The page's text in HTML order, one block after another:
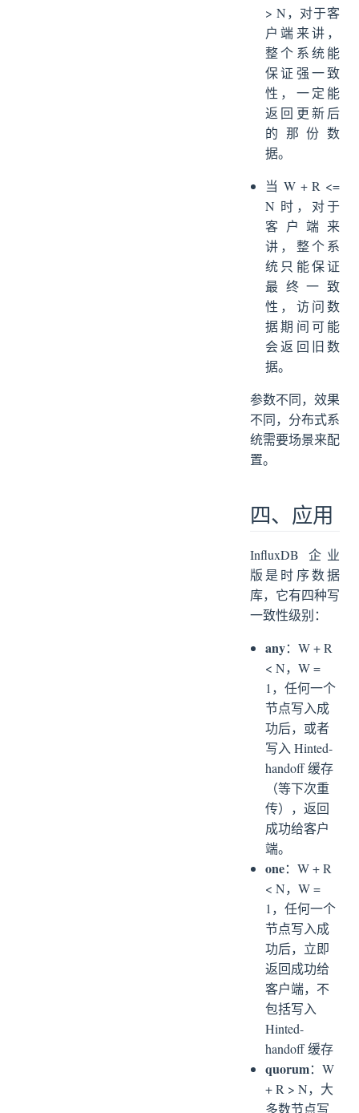
> N，对于客
户端来讲，
整个系统能
保证强一致
性，一定能
返回更新后
的那份数
据。
当 W + R <=
N 时，对于
客户端来
讲，整个系
统只能保证
最终一致
性，访问数
据期间可能
会返回旧数
据。
参数不同，效果
不同，分布式系
统需要场景来配
置。
四、应用
InfluxDB 企业
版是时序数据
库，它有四种写
一致性级别：
any：W + R
< N，W =
1，任何一个
节点写入成
功后，或者
写入 Hinted-
handoff 缓存
（等下次重
传），返回
成功给客户
端。
one：W + R
< N，W =
1，任何一个
节点写入成
功后，立即
返回成功给
客户端，不
包括写入
Hinted-
handoff 缓存
quorum：W
+ R > N，大
多数节点写